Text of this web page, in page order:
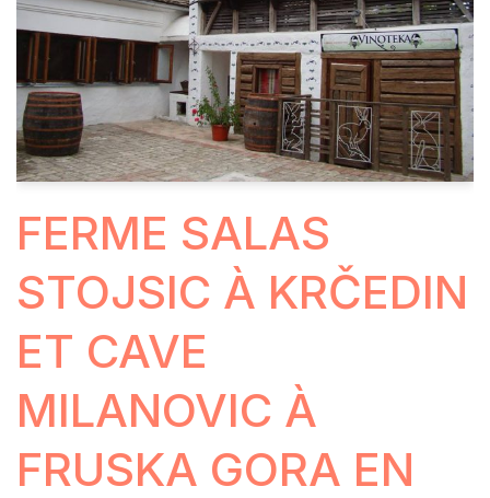
FERME SALAS
STOJSIC À KRČEDIN
ET CAVE
MILANOVIC À
FRUSKA GORA EN